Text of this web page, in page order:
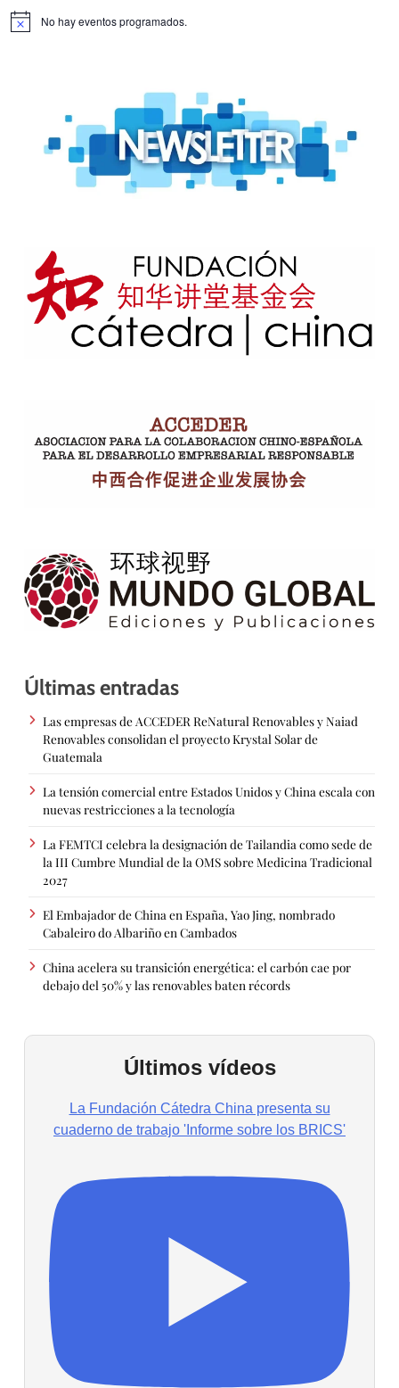
Aviso No hay eventos programados.
Últimas entradas
Las empresas de ACCEDER ReNatural Renovables y Naiad
Renovables consolidan el proyecto Krystal Solar de
Guatemala
La tensión comercial entre Estados Unidos y China escala con
nuevas restricciones a la tecnología
La FEMTCI celebra la designación de Tailandia como sede de
la III Cumbre Mundial de la OMS sobre Medicina Tradicional
2027
El Embajador de China en España, Yao Jing, nombrado
Cabaleiro do Albariño en Cambados
China acelera su transición energética: el carbón cae por
debajo del 50% y las renovables baten récords
Últimos vídeos
La Fundación Cátedra China presenta su
cuaderno de trabajo 'Informe sobre los BRICS'